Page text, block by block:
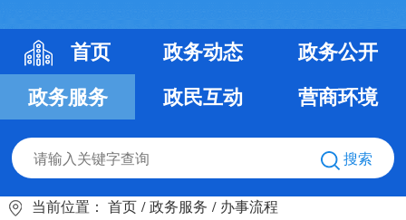
首页 政务动态
政务公开
政务服务
政民互动 营商环境
搜索
当前位置： 首页 /政务服务 / 办事流程